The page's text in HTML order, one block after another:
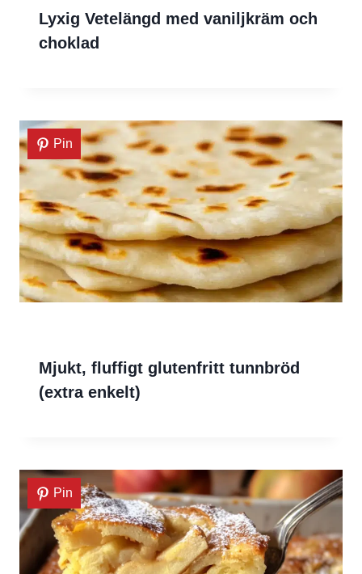
Lyxig Vetelängd med vaniljkräm och
choklad
Pin
Mjukt, fluffigt glutenfritt tunnbröd
(extra enkelt)
Pin